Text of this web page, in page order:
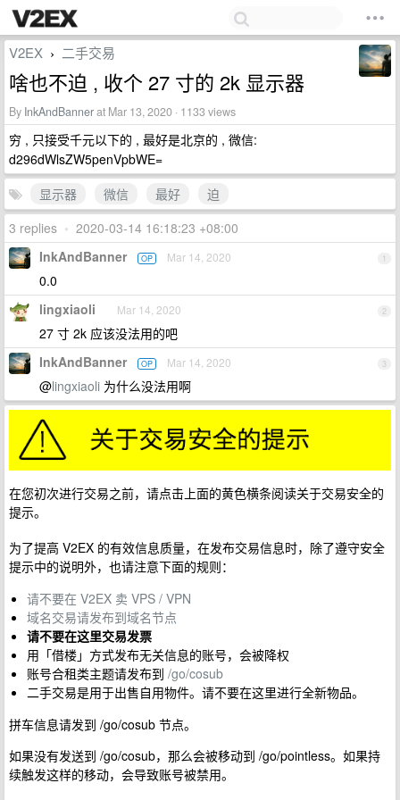
V2EX › 二手交易
啥也不迫 , 收个 27 寸的 2k 显示器
By InkAndBannerat Mar 13, 2020 · 1133 views
穷 , 只接受千元以下的 , 最好是北京的 , 微信:
d296dWlsZW5penVpbWE=
显示器
微信 最好
迫
3 replies • 2020-03-14 16:18:23 +08:00
1
InkAndBanner OP Mar 14, 2020
0.0
2
lingxiaoli Mar 14, 2020
27 寸 2k 应该没法用的吧
3
InkAndBanner OP Mar 14, 2020
@lingxiaoli 为什么没法用啊
在您初次进行交易之前，请点击上面的黄色横条阅读关于交易安全的
提示。
为了提高 V2EX 的有效信息质量，在发布交易信息时，除了遵守安全
提示中的说明外，也请注意下面的规则：
请不要在 V2EX 卖 VPS / VPN
域名交易请发布到域名节点
请不要在这里交易发票
用「借楼」方式发布无关信息的账号，会被降权
账号合租类主题请发布到 /go/cosub
二手交易是用于出售自用物件。请不要在这里进行全新物品。
拼车信息请发到 /go/cosub 节点。
如果没有发送到 /go/cosub，那么会被移动到 /go/pointless。如果持
续触发这样的移动，会导致账号被禁用。